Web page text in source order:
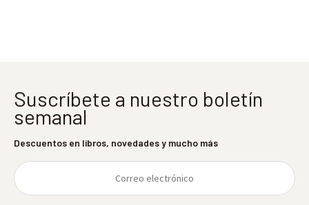
Suscríbete a nuestro boletín
semanal
Descuentos en libros, novedades y mucho más